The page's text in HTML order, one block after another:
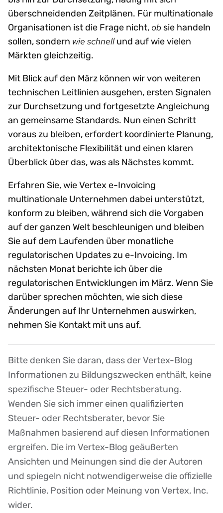
überschneidenden Zeitplänen. Für multinationale
Organisationen ist die Frage nicht, ob sie handeln
sollen, sondern wie schnellund auf wie vielen
Märkten gleichzeitig.
Mit Blick auf den März können wir von weiteren
technischen Leitlinien ausgehen, ersten Signalen
zur Durchsetzung und fortgesetzte Angleichung
an gemeinsame Standards. Nun einen Schritt
voraus zu bleiben, erfordert koordinierte Planung,
architektonische Flexibilität und einen klaren
Überblick über das, was als Nächstes kommt.
Erfahren Sie, wie Vertex e-Invoicing
multinationale Unternehmen dabei unterstützt,
konform zu bleiben, während sich die Vorgaben
auf der ganzen Welt beschleunigen und bleiben
Sie auf dem Laufenden über monatliche
regulatorischen Updates zu e-Invoicing. Im
nächsten Monat berichte ich über die
regulatorischen Entwicklungen im März. Wenn Sie
darüber sprechen möchten, wie sich diese
Änderungen auf Ihr Unternehmen auswirken,
nehmen Sie Kontakt mit uns auf.
Disclaimer
Bitte denken Sie daran, dass der Vertex-Blog
Informationen zu Bildungszwecken enthält, keine
spezifische Steuer- oder Rechtsberatung.
Wenden Sie sich immer einen qualifizierten
Steuer- oder Rechtsberater, bevor Sie
Maßnahmen basierend auf diesen Informationen
ergreifen. Die im Vertex-Blog geäußerten
Ansichten und Meinungen sind die der Autoren
und spiegeln nicht notwendigerweise die offizielle
Richtlinie, Position oder Meinung von Vertex, Inc.
wider.